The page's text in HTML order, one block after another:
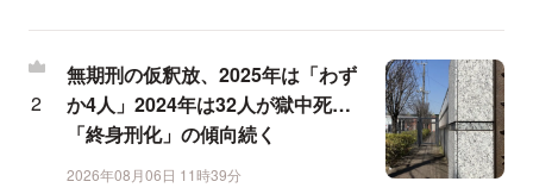
無期刑の仮釈放、2025年は「わず
か4人」2024年は32人が獄中死…
「終身刑化」の傾向続く
2026年08月06日 11時39分